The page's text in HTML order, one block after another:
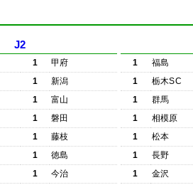
J2
1
甲府
1
新潟
1
富山
1
磐田
1
藤枝
1
徳島
1
今治
1 福島
1
栃木SC
1
群馬
1
相模原
1
松本
1
長野
1
金沢